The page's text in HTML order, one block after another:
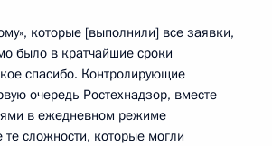
которые [выполнили] все заявки,
было в кратчайшие сроки
спасибо. Контролирующие
очередь Ростехнадзор, вместе
в ежедневном режиме
те сложности, которые могли